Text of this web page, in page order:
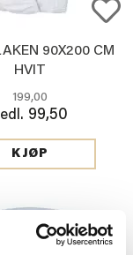
90X200 CM
HVIT
199,00
99,50
KJØP